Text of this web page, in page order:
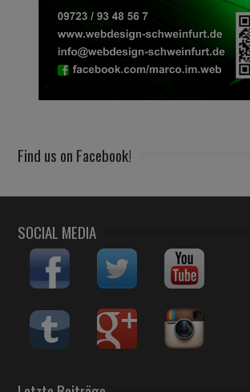
Find us on Facebook!
SOCIAL MEDIA